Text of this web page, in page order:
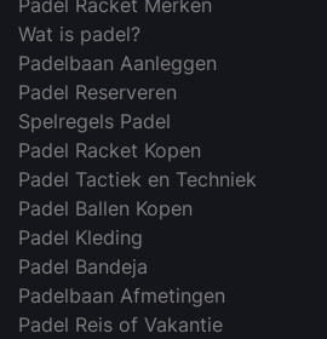
Padel Racket Merken
Wat is padel?
Padelbaan Aanleggen
Padel Reserveren
Spelregels Padel
Padel Racket Kopen
Padel Tactiek en Techniek
Padel Ballen Kopen
Padel Kleding
Padel Bandeja
Padelbaan Afmetingen
Padel Reis of Vakantie